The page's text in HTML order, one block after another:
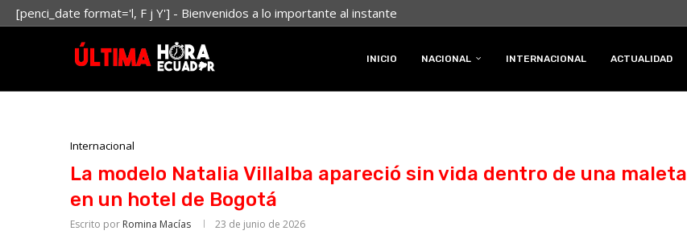
[penci_date format='l, F j Y'] - Bienvenidos a lo importante al instante
INICIO NACIONAL INTERNACIONAL ACTUALIDAD
Internacional
La modelo Natalia Villalba apareció sin vida dentro de una maleta
en un hotel de Bogotá
Escrito por Romina Macías 23 de junio de 2026